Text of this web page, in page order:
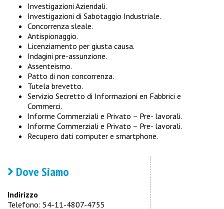
Investigazioni Aziendali.
Investigazioni di Sabotaggio Industriale.
Concorrenza sleale.
Antispionaggio.
Licenziamento per giusta causa.
Indagini pre-assunzione.
Assenteismo.
Patto di non concorrenza.
Tutela brevetto.
Servizio Secretto di Informazioni en Fabbrici e
Commerci.
Informe Commerziali e Privato – Pre- lavorali.
Informe Commerziali e Privato – Pre- lavorali.
Recupero dati computer e smartphone.
Dove Siamo
Indirizzo
Telefono: 54-11-4807-4755